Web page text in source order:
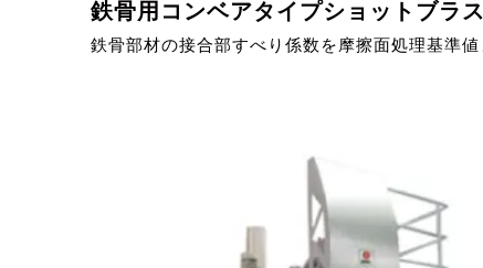
鉄骨用コンベアタイプショットブラス
鉄骨部材の接合部すべり係数を摩擦面処理基準